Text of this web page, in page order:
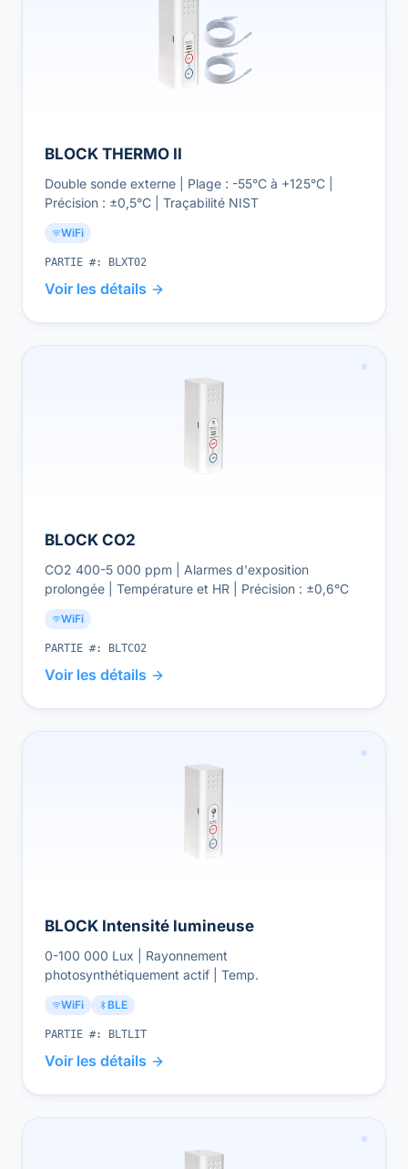
BLOCK THERMO II
Double sonde externe | Plage : -55°C à +125°C |
Précision : ±0,5°C | Traçabilité NIST
WiFi
PARTIE #: BLXT02
Voir les détails
BLOCK CO2
CO2 400-5 000 ppm | Alarmes d'exposition
prolongée | Température et HR | Précision : ±0,6°C
WiFi
PARTIE #: BLTCO2
Voir les détails
BLOCK Intensité lumineuse
0-100 000 Lux | Rayonnement
photosynthétiquement actif | Temp.
WiFi BLE
PARTIE #: BLTLIT
Voir les détails